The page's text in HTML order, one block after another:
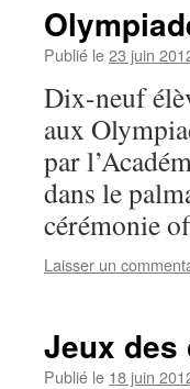
Publié le23 juin
Dix-neuf
aux
par
dans le
cérémonie
Laisser un
Jeux des
Publié le 18 juin